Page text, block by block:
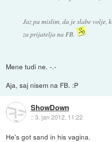
Jaz pa mislim, da je slabe volje,
za prijatelja na FB.
Mene tudi ne. -.-
Aja, saj nisem na FB. :P
ShowDown
::3. jan 2012, 11:22
He's got sand in his vagina.